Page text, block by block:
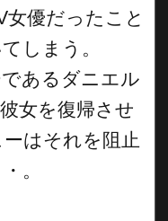
優だったこと
しまう。
あるダニエル
女を復帰させ
はそれを阻止
。